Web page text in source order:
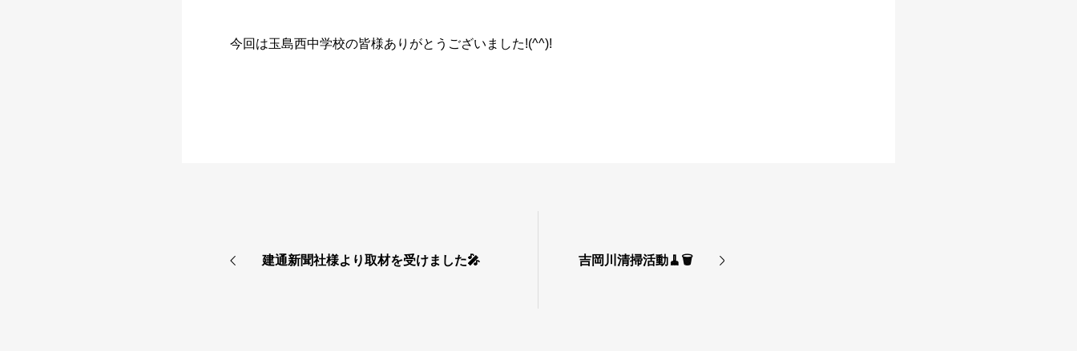
今回は玉島西中学校の皆様ありがとうございました!(^^)!
建通新聞社様より取材を受けました🎤 吉岡川清掃活動🧹🗑